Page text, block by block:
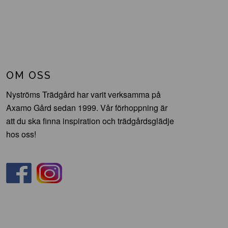
OM OSS
Nyströms Trädgård har varit verksamma på
Axamo Gård sedan 1999. Vår förhoppning är
att du ska finna inspiration och trädgårdsglädje
hos oss!